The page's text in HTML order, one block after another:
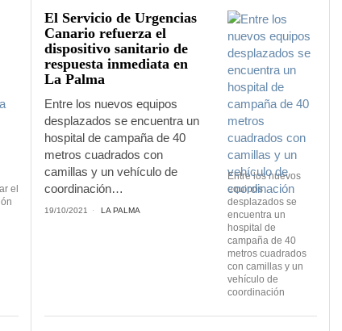
el
Entre los nuevos
equipos
desplazados se
encuentra un
hospital de
campaña de 40
metros cuadrados
con camillas y un
vehículo de
coordinación
El Servicio de Urgencias
Canario refuerza el
dispositivo sanitario de
respuesta inmediata en
La Palma
Entre los nuevos equipos
desplazados se encuentra un
hospital de campaña de 40
metros cuadrados con
camillas y un vehículo de
coordinación…
19/10/2021 LA PALMA